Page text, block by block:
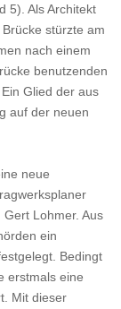
5). Als Architekt
stürzte am
nach einem
benutzenden
Glied der aus
auf der neuen
neue
Lohmer. Aus
ein
Bedingt
erstmals eine
Mit dieser